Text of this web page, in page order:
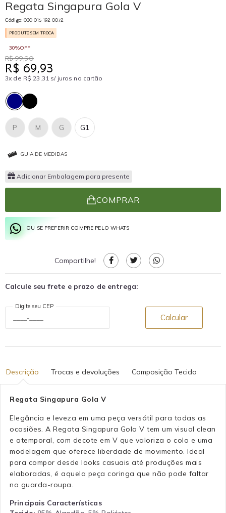
Regata Singapura Gola V
Código: 030 015 192 0072
PRODUTO SEM TROCA
30%OFF
R$ 99,90
R$ 69,93
3x de R$ 23,31 s/ juros no cartão
P G G1
M
GUIA DE MEDIDAS
Adicionar Embalagem para presente
COMPRAR
OU SE PREFERIR COMPRE PELO WHATS
Compartilhe!
Calcule seu frete e prazo de entrega:
Digite seu CEP
Calcular
Descrição Trocas e devoluções Composição Tecido
Regata Singapura Gola V
Elegância e leveza em uma peça versátil para todas as
ocasiões. A Regata Singapura Gola V tem um visual clean
e atemporal, com decote em V que valoriza o colo e uma
modelagem que oferece liberdade de movimento. Ideal
para compor desde looks casuais até produções mais
elaboradas, é aquela peça coringa que não pode faltar
no guarda-roupa.
Principais Características